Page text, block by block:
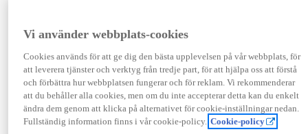
TOYOTA APPROVED
USED
Garanti upp till 10 år eller 20 000 mil – i
kombination med Toyota Relax
Vi använder webbplats-cookies
Cookies används för att ge dig den bästa upplevelsen på vår webbplats, för
att leverera tjänster och verktyg från tredje part, för att hjälpa oss att förstå
och förbättra hur webbplatsen fungerar och för reklam. Vi rekommenderar
att du behåller alla cookies, men om du inte accepterar detta kan du enkelt
ändra dem genom att klicka på alternativet för cookie-inställningar nedan.
Fullständig information finns i vår cookie-policy. Cookie-policy